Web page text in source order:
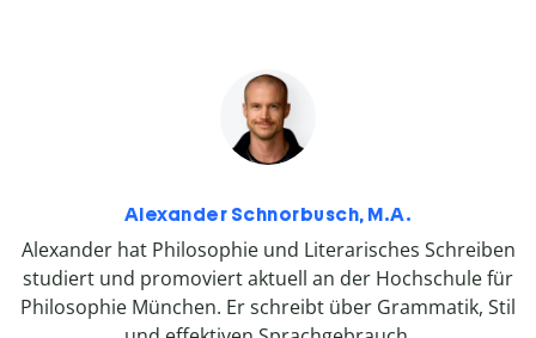
Alexander Schnorbusch, M.A.
Alexander hat Philosophie und Literarisches Schreiben
studiert und promoviert aktuell an der Hochschule für
Philosophie München. Er schreibt über Grammatik, Stil